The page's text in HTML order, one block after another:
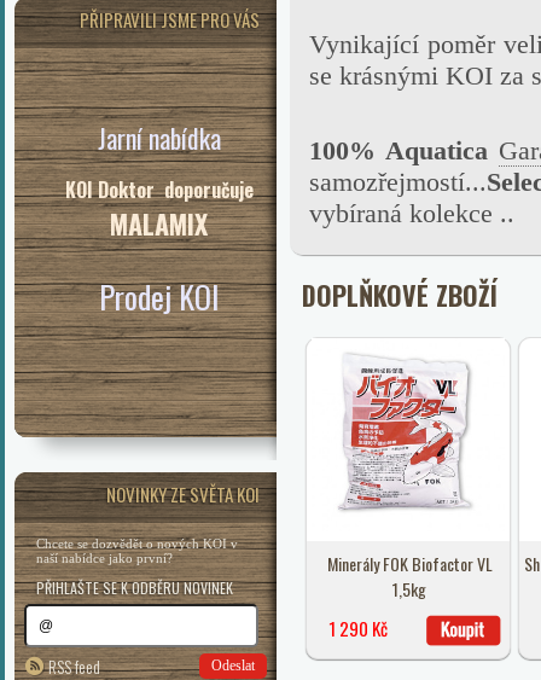
PŘIPRAVILI JSME PRO VÁS
Jarní nabídka
KOI Doktor doporučuje
MALAMIX
Prodej KOI
NOVINKY ZE SVĚTA KOI
Chcete se dozvědět o nových KOI v
naší nabídce jako první?
PŘIHLAŠTE SE K ODBĚRU NOVINEK
RSS feed Odeslat
Vynikající poměr
se krásnými KOI za
100% Aquatica
samozřejmostí...
vybíraná kolekce ..
DOPLŇKOVÉ ZBOŽÍ
Minerály FOK Biofactor VL
1,5kg
1 290 Kč